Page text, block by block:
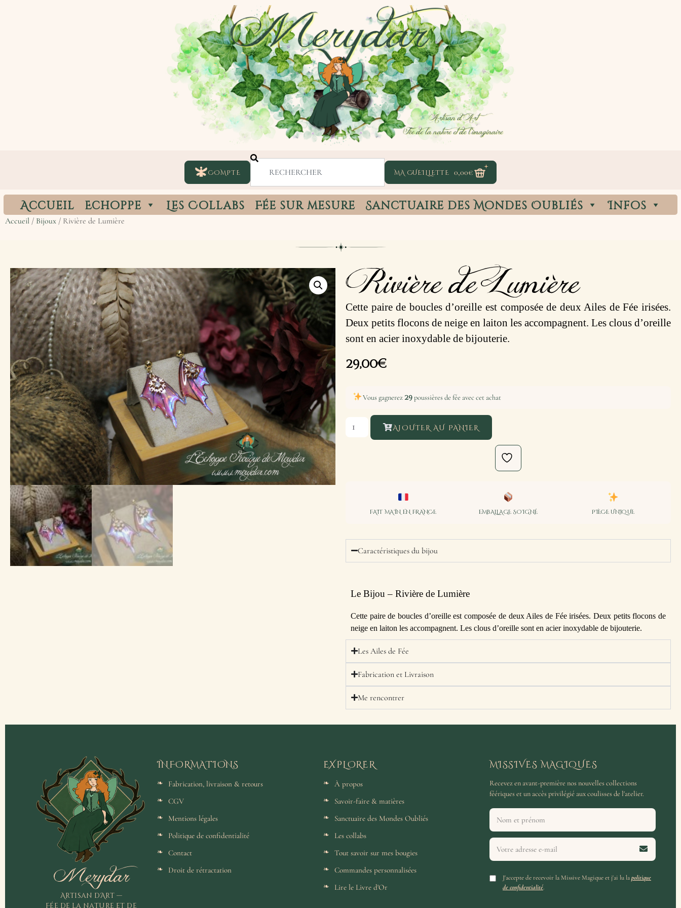
COMPTE 0,00€
Accueil Echoppe Les Collabs Fée sur mesure Sanctuaire des Mondes Oubliés Infos
Accueil / Bijoux / Rivière de Lumière
Rivière de Lumière
Cette paire de boucles d’oreille est composée de deux Ailes de Fée irisées.
Deux petits flocons de neige en laiton les accompagnent. Les clous d’oreille
sont en acier inoxydable de bijouterie.
29,00€
Vous gagnerez 29poussières de fée avec cet achat
AJOUTER AU PANIER
FAIT MAIN EN FRANCE EMBALLAGE SOIGNÉ PIÈCE UNIQUE
Caractéristiques du bijou
Le Bijou – Rivière de Lumière
Cette paire de boucles d’oreille est composée de deux Ailes de Fée irisées. Deux petits flocons de
neige en laiton les accompagnent. Les clous d’oreille sont en acier inoxydable de bijouterie.
Les Ailes de Fée
Fabrication et Livraison
Me rencontrer
Merydar
Artisan d'Art —
Fée de la nature et de
INFORMATIONS
Fabrication, livraison & retours
CGV
Mentions légales
Politique de confidentialité
Contact
Droit de rétractation
EXPLORER
À propos
Savoir-faire & matières
Sanctuaire des Mondes Oubliés
Les collabs
Tout savoir sur mes bougies
Commandes personnalisées
Lire le Livre d'Or
MISSIVES MAGIQUES
Recevez en avant-première nos nouvelles collections
féériques et un accès privilégié aux coulisses de l'atelier.
J'accepte de recevoir la Missive Magique et j'ai lu lapolitique
de confidentialité.